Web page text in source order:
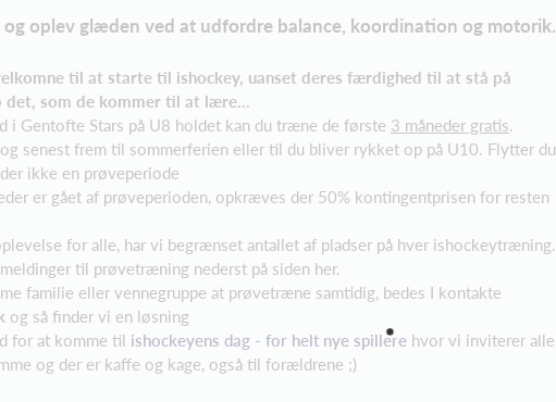
og oplev glæden ved at udfordre balance, koordination og motorik.
til at starte til ishockey, uanset deres færdighed til at stå på
det, som de kommer til at lære…
i Gentofte Stars på U8 holdet kan du træne de første 3 måneder gratis.
senest frem til sommerferien eller til du bliver rykket op på U10. Flytter du
ikke en prøveperiode
er gået af prøveperioden, opkræves der 50% kontingentprisen for resten
for alle, har vi begrænset antallet af pladser på hver ishockeytræning.
til prøvetræning nederst på siden her.
familie eller vennegruppe at prøvetræne samtidig, bedes I kontakte
og så finder vi en løsning
for at komme til ishockeyens dag - for helt nye spillere hvor vi inviterer alle
og der er kaffe og kage, også til forældrene ;)